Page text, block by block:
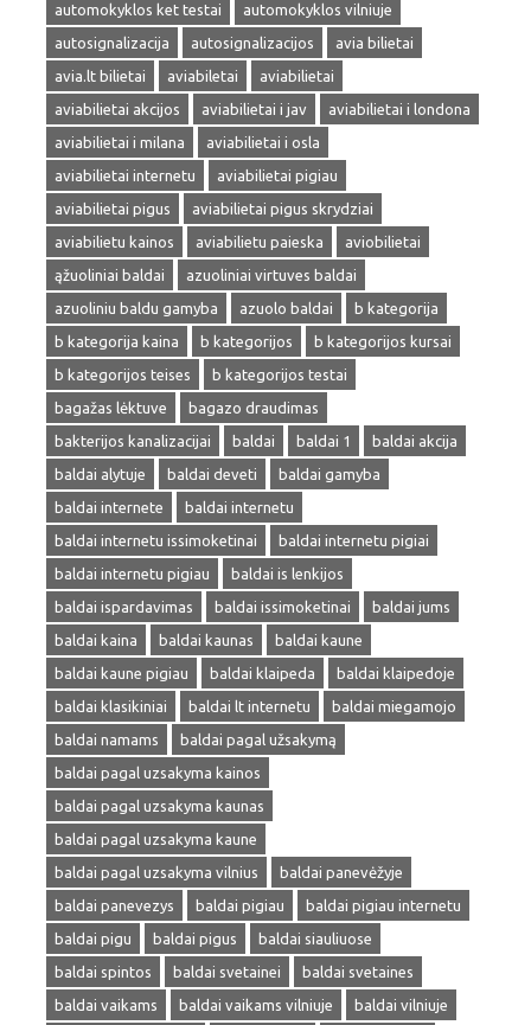
automokyklos ket testai
automokyklos vilniuje
autosignalizacija
autosignalizacijos
avia bilietai
avia.lt bilietai
aviabiletai
aviabilietai
aviabilietai akcijos
aviabilietai i jav
aviabilietai i londona
aviabilietai i milana
aviabilietai i osla
aviabilietai internetu
aviabilietai pigiau
aviabilietai pigus
aviabilietai pigus skrydziai
aviabilietu kainos
aviabilietu paieska
aviobilietai
ąžuoliniai baldai
azuoliniai virtuves baldai
azuoliniu baldu gamyba
azuolo baldai
b kategorija
b kategorija kaina
b kategorijos
b kategorijos kursai
b kategorijos teises
b kategorijos testai
bagažas lėktuve
bagazo draudimas
bakterijos kanalizacijai
baldai baldai 1
baldai akcija
baldai alytuje
baldai deveti
baldai gamyba
baldai internete
baldai internetu
baldai internetu issimoketinai
baldai internetu pigiai
baldai internetu pigiau
baldai is lenkijos
baldai ispardavimas
baldai issimoketinai
baldai jums
baldai kaina
baldai kaunas
baldai kaune
baldai kaune pigiau
baldai klaipeda
baldai klaipedoje
baldai klasikiniai
baldai lt internetu
baldai miegamojo
baldai namams
baldai pagal užsakymą
baldai pagal uzsakyma kainos
baldai pagal uzsakyma kaunas
baldai pagal uzsakyma kaune
baldai pagal uzsakyma vilnius
baldai panevėžyje
baldai panevezys
baldai pigiau
baldai pigiau internetu
baldai pigu
baldai pigus
baldai siauliuose
baldai spintos
baldai svetainei
baldai svetaines
baldai vaikams
baldai vaikams vilniuje
baldai vilniuje